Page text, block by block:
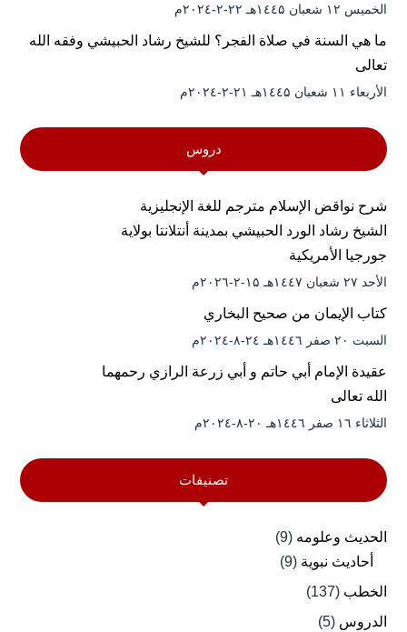
الخميس ۱۲ شعبان ۱٤٤۵هـ ۲۲-۲-۲۰۲٤م
ما هي السنة في صلاة الفجر؟ للشيخ رشاد الحبيشي وفقه الله
تعالى
الأربعاء ۱۱ شعبان ۱٤٤۵هـ ۲۱-۲-۲۰۲٤م
دروس
شرح نواقض الإسلام مترجم للغة الإنجليزية
الشيخ رشاد الورد الحبيشي بمدينة أنتلانتا بولاية
جورجيا الأمريكية
الأحد ۲۷ شعبان ۱٤٤۷هـ ۱۵-۲-۲۰۲٦م
كتاب الإيمان من صحيح البخاري
السبت ۲۰ صفر ۱٤٤٦هـ ۲٤-۸-۲۰۲٤م
عقيدة الإمام أبي حاتم و أبي زرعة الرازي رحمهما
الله تعالى
الثلاثاء ۱٦ صفر ۱٤٤٦هـ ۲۰-۸-۲۰۲٤م
تصنيفات
الحديث وعلومه (9)
أحاديث نبوية (9)
الخطب (137)
الدروس (5)